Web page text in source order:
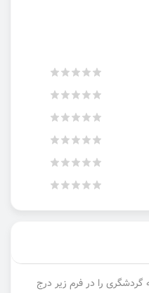
گردشگری را در فرم زیر درج